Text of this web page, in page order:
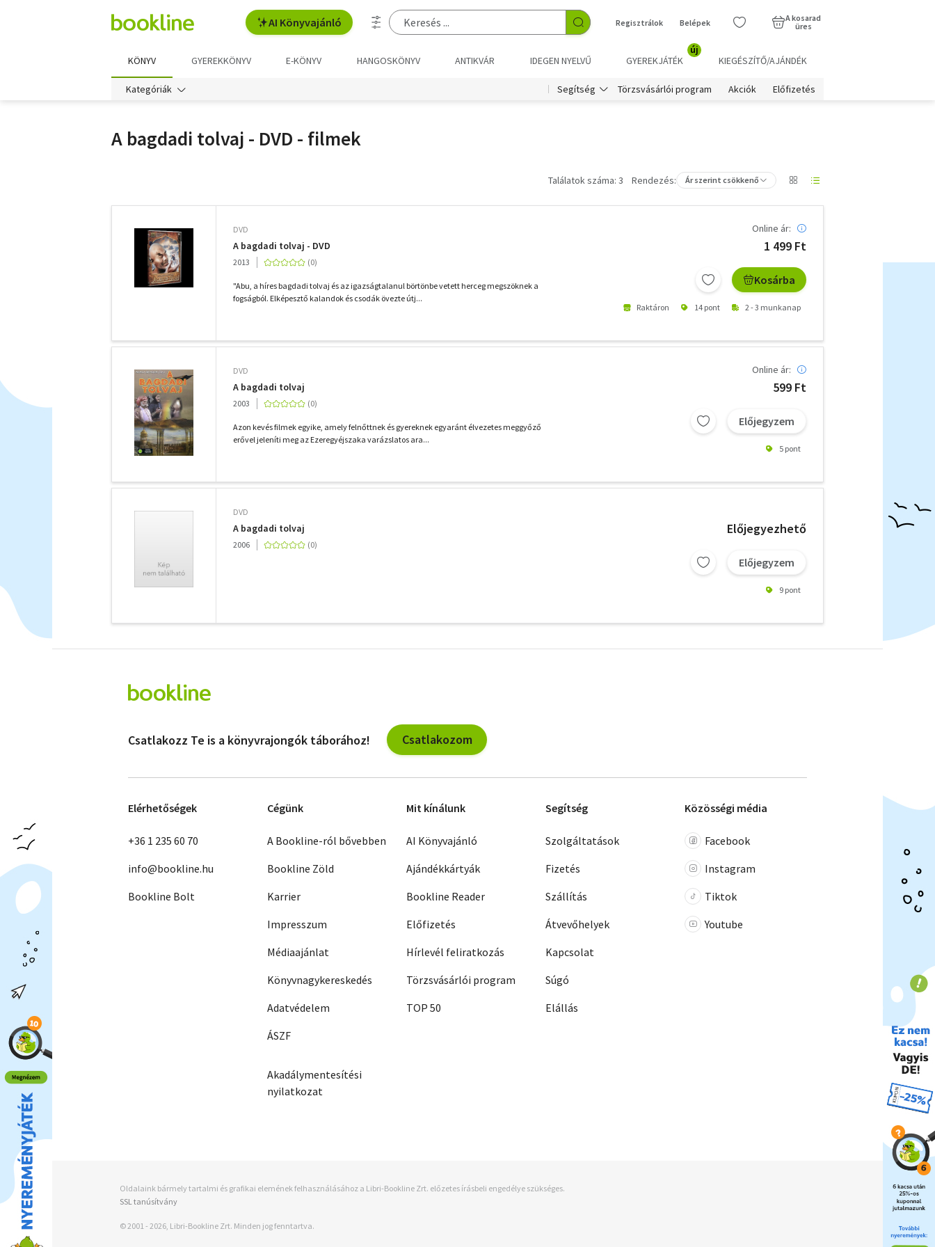
AI Könyvajánló Regisztrálok Belépek
A kosarad
üres
KÖNYV GYEREKKÖNYV E-KÖNYV HANGOSKÖNYV ANTIKVÁR IDEGEN NYELVŰ GYEREKJÁTÉK
új
KIEGÉSZÍTŐ/AJÁNDÉK
Kategóriák Segítség Törzsvásárlói program Akciók Előfizetés
A bagdadi tolvaj - DVD - filmek
Találatok száma: 3 Rendezés: Ár szerint csökkenő
DVD
A bagdadi tolvaj - DVD
2013
"Abu, a híres bagdadi tolvaj és az igazságtalanul börtönbe vetett herceg megszöknek a
fogságból. Elképesztő kalandok és csodák övezte útj...
Online ár:
1 499 Ft
Kosárba
Raktáron 14 pont 2 - 3 munkanap
DVD
A bagdadi tolvaj
2003
Azon kevés filmek egyike, amely felnőttnek és gyereknek egyaránt élvezetes meggyőző
erővel jeleníti meg az Ezeregyéjszaka varázslatos ara...
Online ár:
599 Ft
Előjegyzem
5 pont
DVD
A bagdadi tolvaj
2006
Előjegyezhető
Előjegyzem
9 pont
szűrők
Csatlakozz Te is a könyvrajongók táborához! Csatlakozom
Elérhetőségek
+36 1 235 60 70
info@bookline.hu
Bookline Bolt
Cégünk
A Bookline-ról bővebben
Bookline Zöld
Karrier
Impresszum
Médiaajánlat
Könyvnagykereskedés
Adatvédelem
ÁSZF
Akadálymentesítési
nyilatkozat
Mit kínálunk
AI Könyvajánló
Ajándékkártyák
Bookline Reader
Előfizetés
Hírlevél feliratkozás
Törzsvásárlói program
TOP 50
Segítség
Szolgáltatások
Fizetés
Szállítás
Átvevőhelyek
Kapcsolat
Súgó
Elállás
Közösségi média
Facebook
Instagram
Tiktok
Youtube
Oldalaink bármely tartalmi és grafikai elemének felhasználásához a Libri-Bookline Zrt. előzetes írásbeli engedélye szükséges.
SSL tanúsítvány
© 2001 - 2026, Libri-Bookline Zrt. Minden jog fenntartva.